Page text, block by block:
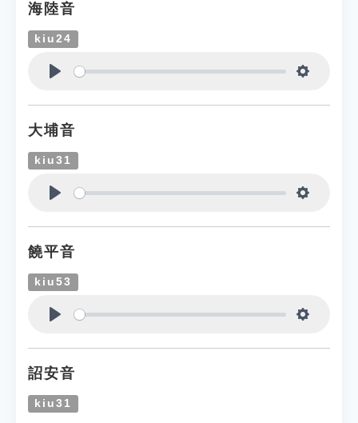
海陸音
kiu24
大埔音
kiu31
饒平音
kiu53
詔安音
kiu31